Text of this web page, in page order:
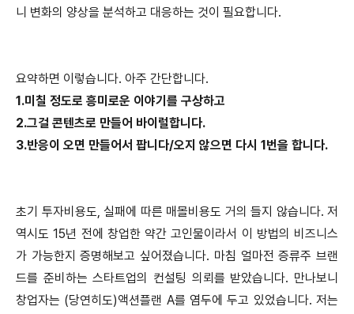
니 변화의 양상을 분석하고 대응하는 것이 필요합니다.
요약하면 이렇습니다. 아주 간단합니다.
1.미칠 정도로 흥미로운 이야기를 구상하고
2.그걸 콘텐츠로 만들어 바이럴합니다.
3.반응이 오면 만들어서 팝니다/오지 않으면 다시 1번을 합니다.
초기 투자비용도, 실패에 따른 매몰비용도 거의 들지 않습니다. 저
역시도 15년 전에 창업한 약간 고인물이라서 이 방법의 비즈니스
가 가능한지 증명해보고 싶어졌습니다. 마침 얼마전 증류주 브랜
드를 준비하는 스타트업의 컨설팅 의뢰를 받았습니다. 만나보니
창업자는 (당연히도)액션플랜 A를 염두에 두고 있었습니다. 저는